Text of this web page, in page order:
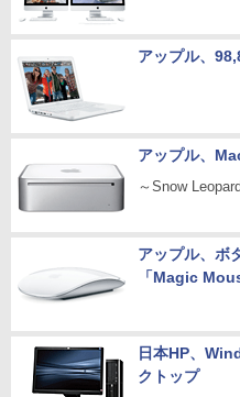
アップル、
アップル、
～Snow
アップル、ボ
「Magic
日本HP、
クトップ